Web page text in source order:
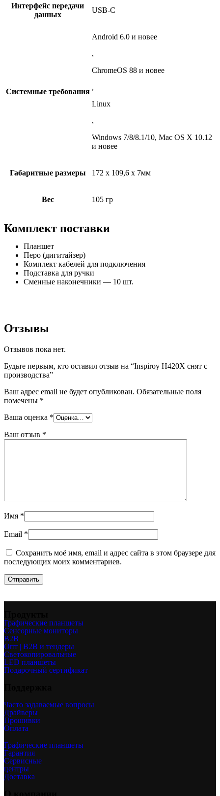
Интерфейс передачи
данных
USB-С
Системные требования
Android 6.0 и новее
,
ChromeOS 88 и новее
,
Linux
,
Windows 7/8/8.1/10, Mac OS X 10.12
и новее
Габаритные размеры 172 x 109,6 x 7мм
Вес 105 гр
Комплект поставки
Планшет
Перо (дигитайзер)
Комплект кабелей для подключения
Подставка для ручки
Сменные наконечники — 10 шт.
Отзывы
Отзывов пока нет.
Будьте первым, кто оставил отзыв на “Inspiroy H420X снят с
производства”
Ваш адрес email не будет опубликован. Обязательные поля
помечены *
Ваша оценка *
Ваш отзыв *
Имя *
Email *
Сохранить моё имя, email и адрес сайта в этом браузере для
последующих моих комментариев.
Графические планшеты
Сенсорные мониторы
B2B
Опт | B2B и тендеры
Светокопировальные
LED планшеты
Подарочный сертификат
Часто задаваемые вопросы
Драйверы
Прошивки
Оплата
Графические планшеты
Гарантия
Сервисные
центры
Доставка